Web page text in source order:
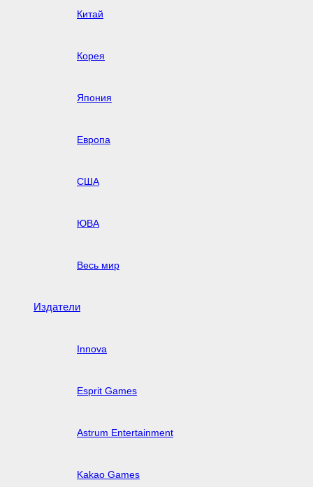
Китай
Корея
Япония
Европа
США
ЮВА
Весь мир
Издатели
Innova
Esprit Games
Astrum Entertainment
Kakao Games